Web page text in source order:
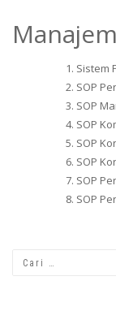
Sistem
SOP
SOP
SOP
SOP
SOP
SOP
SOP